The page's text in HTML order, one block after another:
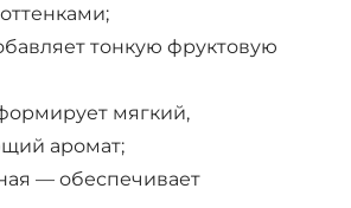
тонкую фруктовую
мягкий,
аромат;
— обеспечивает